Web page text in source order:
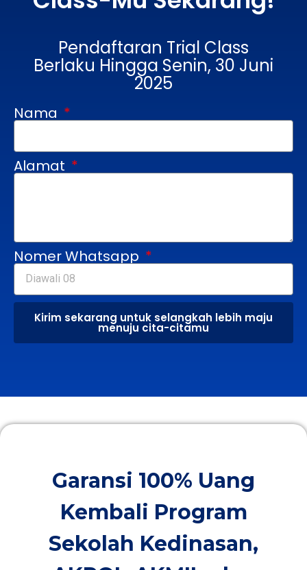
Pendaftaran Trial Class
Berlaku Hingga Senin, 30 Juni
2025
Nama
Alamat
Nomer Whatsapp
Kirim sekarang untuk selangkah lebih maju
menuju cita-citamu
Garansi 100% Uang
Kembali Program
Sekolah Kedinasan,